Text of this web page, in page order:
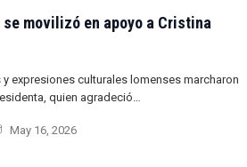
se movilizó en apoyo a Cristina
expresiones culturales lomenses marcharon
quien agradeció…
May 16, 2026